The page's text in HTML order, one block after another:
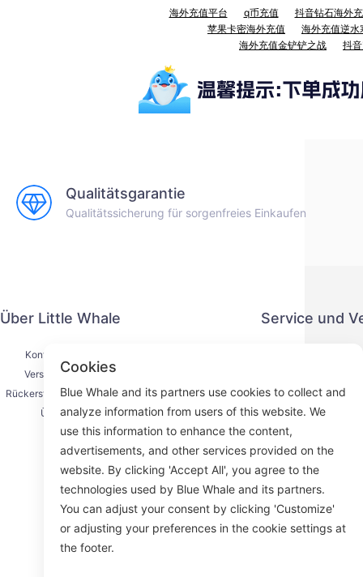
海外充值平台 q币充值
抖音钻石海外
苹果卡密海外充值
海外充值逆水
海外充值金铲铲之战
抖
Qualitätsgarantie
Qualitätssicherung für sorgenfreies Einkaufen
Über Little Whale
Kontaktiere uns
Versandprozess
Rückerstattungsprozess
Über uns
Service und
ROOM
Cookies
Blue Whale and its partners use cookies to collect and
analyze information from users of this website. We
use this information to enhance the content,
advertisements, and other services provided on the
website. By clicking 'Accept All', you agree to the
technologies used by Blue Whale and its partners.
You can adjust your consent by clicking 'Customize'
or adjusting your preferences in the cookie settings at
the footer.